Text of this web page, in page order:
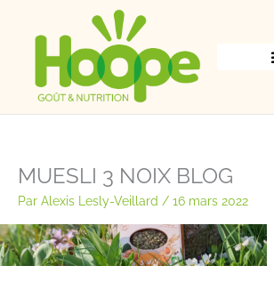
MUESLI 3 NOIX BLOG
Par Alexis Lesly-Veillard / 16 mars 2022